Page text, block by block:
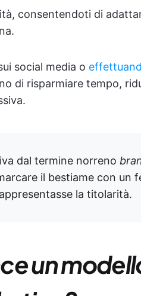
consentendoti di
social media o
di risparmiare tempo,
dal termine norreno
il bestiame con un
la titolarità.
un